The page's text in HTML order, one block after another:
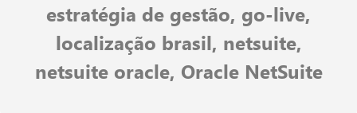
estratégia de gestão, go-live,
localização brasil, netsuite,
netsuite oracle, Oracle NetSuite